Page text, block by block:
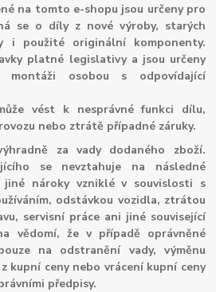
na tomto e-shopu jsou určeny pro
se o díly z nové výroby, starých
i použité originální komponenty.
platné legislativy a jsou určeny
montáži osobou s odpovídající
vést k nesprávné funkci dílu,
nebo ztrátě případné záruky.
za vady dodaného zboží.
se nevztahuje na následné
jiné nároky vzniklé v souvislosti s
odstávkou vozidla, ztrátou
servisní práce ani jiné související
vědomí, že v případě oprávněné
na odstranění vady, výměnu
kupní ceny nebo vrácení kupní ceny
předpisy.